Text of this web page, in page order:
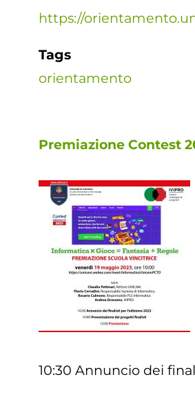
https://
Tags
orientamento
Premiazione Contest
10:30 Annuncio dei